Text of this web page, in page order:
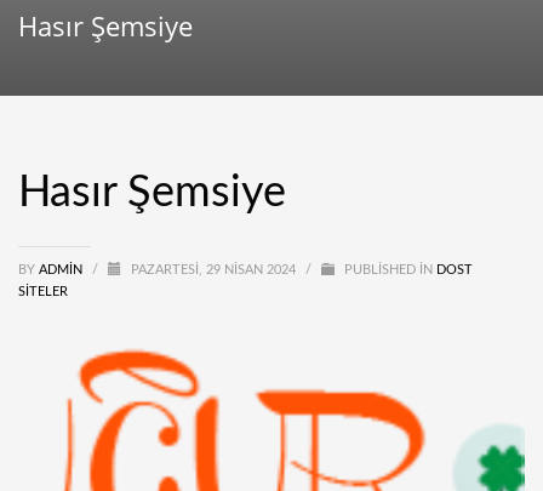
Hasır Şemsiye
Hasır Şemsiye
BY ADMIN / PAZARTESI, 29 NISAN 2024 / PUBLISHED IN DOST
SITELER